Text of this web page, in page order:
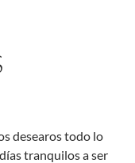
desearos todo lo
tranquilos a ser